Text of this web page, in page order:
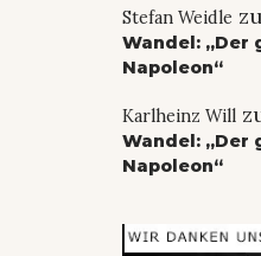
Stefan Weidle zu
Wandel: „Der
Napoleon“
Karlheinz Will
Wandel: „Der
Napoleon“